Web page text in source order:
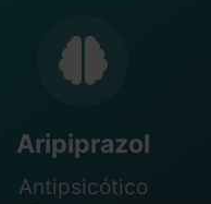
Aripiprazol
Antipsicótico